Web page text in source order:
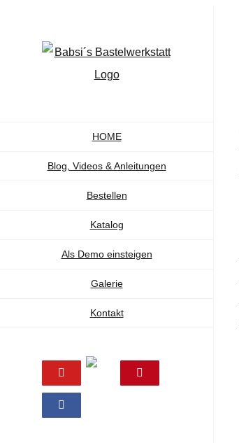
HOME
Blog, Videos & Anleitungen
Bestellen
Katalog
Als Demo einsteigen
Galerie
Kontakt
YouTube
Shop
Pinterest
Facebook